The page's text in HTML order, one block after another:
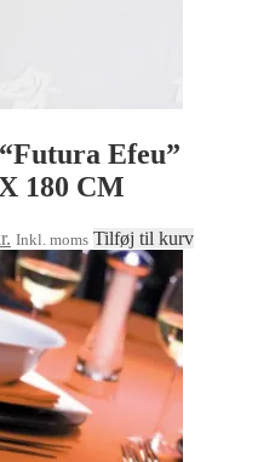
Efeu”
180 CM
Den
aktuelle
pris
er:
149,50 kr..
Inkl. moms Tilføj til kurv